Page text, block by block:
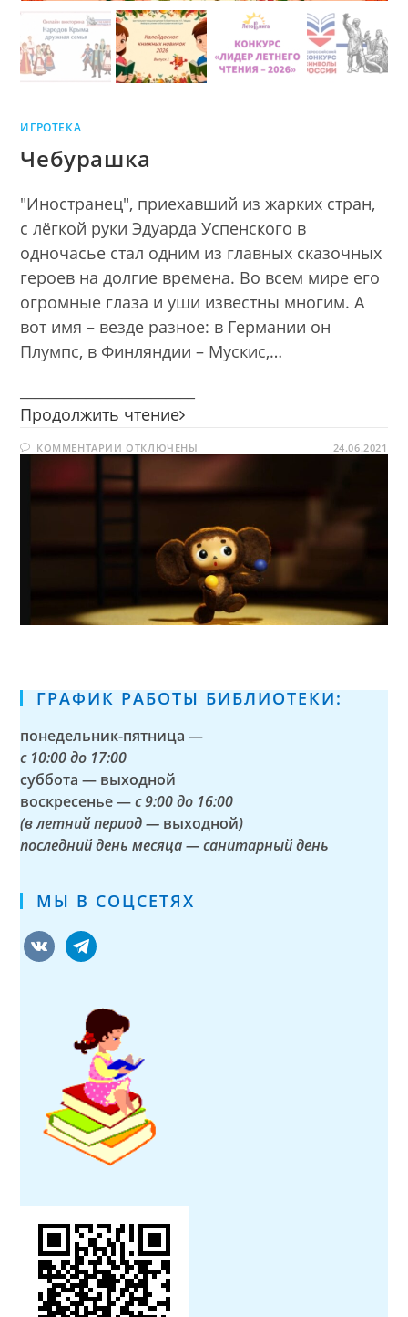
ИГРОТЕКА
Чебурашка
"Иностранец", приехавший из жарких стран,
с лёгкой руки Эдуарда Успенского в
одночасье стал одним из главных сказочных
героев на долгие времена. Во всем мире его
огромные глаза и уши известны многим. А
вот имя – везде разное: в Германии он
Плумпс, в Финляндии – Мускис,…
Продолжить чтение Чебурашка
КОММЕНТАРИИ К
ЗАПИСИ
ОТКЛЮЧЕНЫ 24.06.2021
ГРАФИК РАБОТЫ БИБЛИОТЕКИ:
понедельник-пятница —
с 10:00 до 17:00
суббота — выходной
воскресенье —с 9:00 до 16:00
(в летний период — выходной)
последний день месяца — санитарный день
МЫ В СОЦСЕТЯХ
vkontaktetelegram